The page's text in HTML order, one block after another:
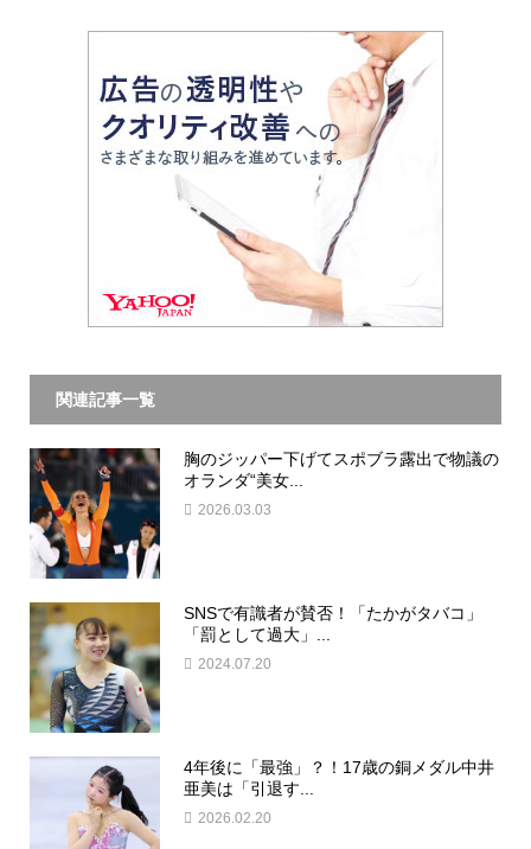
関連記事一覧
胸のジッパー下げてスポブラ露出で物議の
オランダ“美女...
2026.03.03
SNSで有識者が賛否！「たかがタバコ」
「罰として過大」...
2024.07.20
4年後に「最強」？！17歳の銅メダル中井
亜美は「引退す...
2026.02.20